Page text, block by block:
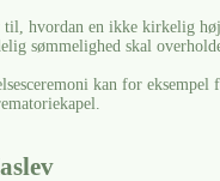
hvordan en ikke kirkelig
sømmelighed skal
kan for eksempel